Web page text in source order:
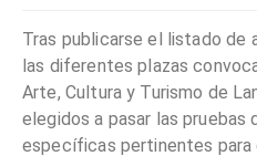
Tras publicarse el listado de
las diferentes plazas
Arte, Cultura y Turismo de
elegidos a pasar las pruebas
específicas pertinentes para